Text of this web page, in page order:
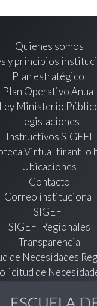
Quienes somos
y principios
Plan estratégico
Plan Operativo Anual
Ley Ministerio
Legislaciones
Instructivos SIGEFI
Virtual tirant lo
Ubicaciones
Contacto
Correo institucional
SIGEFI
SIGEFI Regionales
Transparencia
de Necesidades
de